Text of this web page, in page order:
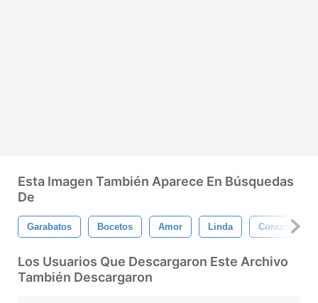
Esta Imagen También Aparece En Búsquedas
De
Garabatos Bocetos Amor Linda Corazón
Los Usuarios Que Descargaron Este Archivo
También Descargaron